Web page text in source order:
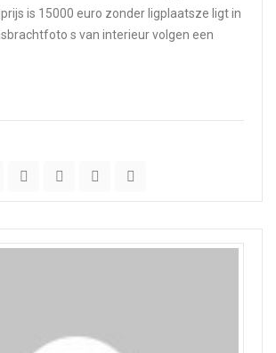
is 15000 euro zonder ligplaatsze ligt in
s van interieur volgen een